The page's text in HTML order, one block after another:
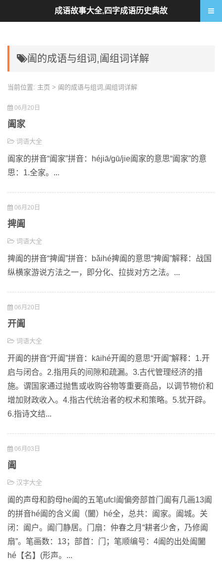
阖的成语与组词,阖组词详解
当前位置: 主页 > 阖的成语与组词,阖组词详解
06月20日
阖家
词语大全
阖家的拼音“阖家”拼音：héjiā/gū/jie阖家的意思“阖家”的意
思：1.全家。...
06月20日
捭阖
词语大全
捭阖的拼音“捭阖”拼音：bǎihé捭阖的意思“捭阖”解释：战国
纵横家游说方法之一，即分化、拉拢对方之法。...
06月20日
开阖
词语大全
开阖的拼音“开阖”拼音：kāihé开阖的意思“开阖”解释：1.开
启与闭合。2.指用兵的间隙和疏漏。3.古代管理经济的措
施。谓国家通过抛售或收购谷物等重要商品，以调节物价和
增加财政收入。4.指古代统治者的权术和策略。5.犹开辟。
6.指诗文结...
06月03日
阖
汉字大全
阖的声母和韵母he阖的五笔ufcl阖偏旁部首门阖有几画13阖
的拼音hé阖的含义阖（闔）hé全，总共：阖家。阖城。关
闭：阖户。阖门静居。门扇：仲春之月“耕者少舍，乃修阖
扇”。笔画数：13；部首：门；笔顺编号：4阖的出处阖闔
hé【名】(形声。...
成语故事大全,四字成语历史典故